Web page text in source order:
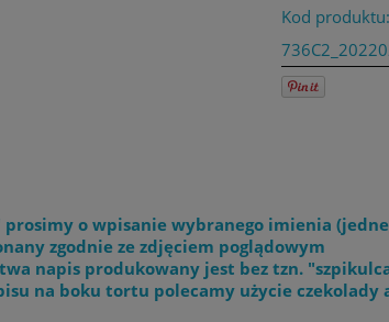
Kod produktu:
o wpisanie wybranego imienia
zgodnie ze zdjęciem poglądowym
napis produkowany jest bez tzn.
na boku tortu polecamy użycie